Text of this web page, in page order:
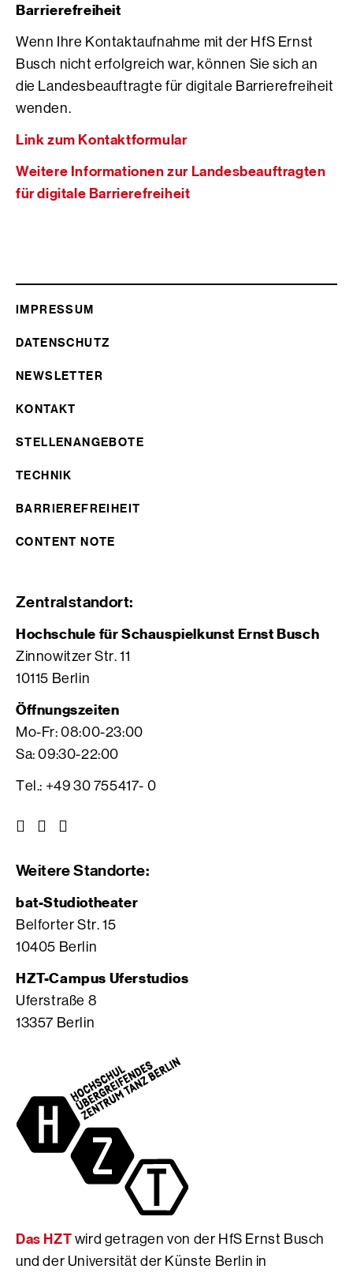
Barrierefreiheit
Wenn Ihre Kontaktaufnahme mit der HfS Ernst
Busch nicht erfolgreich war, können Sie sich an
die Landesbeauftragte für digitale Barrierefreiheit
wenden.
Link zum Kontaktformular
Weitere Informationen zur Landesbeauftragten
für digitale Barrierefreiheit
IMPRESSUM
DATENSCHUTZ
NEWSLETTER
KONTAKT
STELLENANGEBOTE
TECHNIK
BARRIEREFREIHEIT
CONTENT NOTE
Zentralstandort:
Hochschule für Schauspielkunst Ernst Busch
Zinnowitzer Str. 11
10115 Berlin
Öffnungszeiten
Mo-Fr: 08:00-23:00
Sa: 09:30-22:00
Tel.: +49 30 755417- 0
r
I
n
t
a
g
r
a
m
t
e
E
r
V
i
m
e
o
S
e
i
t
r
H
S
t
B
F
a
e
b
o
k
S
e
d
e
r
H
r
n
Weitere Standorte:
bat-Studiotheater
Belforter Str. 15
10405 Berlin
HZT-Campus Uferstudios
Uferstraße 8
13357 Berlin
Das HZT wird getragen von der HfS Ernst Busch
und der Universität der Künste Berlin in